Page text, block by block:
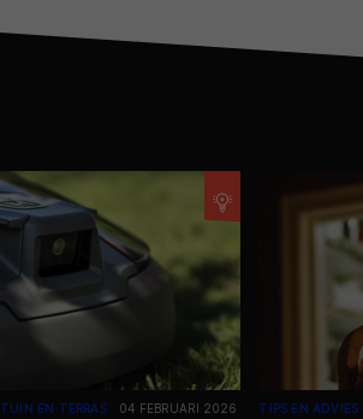
TUIN EN TERRAS 04 FEBRUARI 2026
TIPS EN ADVIES